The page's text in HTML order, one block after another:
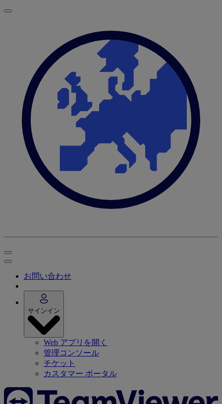
お問い合わせ
サインイン
Web アプリを開く
管理コンソール
チケット
カスタマー ポータル